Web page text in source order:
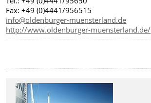
Fax: +49 (0)4441/956515
info@oldenburger-muensterland.de
http://www.oldenburger-muensterland.de/